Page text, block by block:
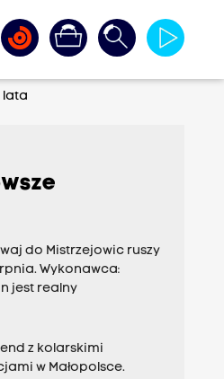
lata
do Mistrzejowic ruszy
Wykonawca:
jest realny
z kolarskimi
w Małopolsce.